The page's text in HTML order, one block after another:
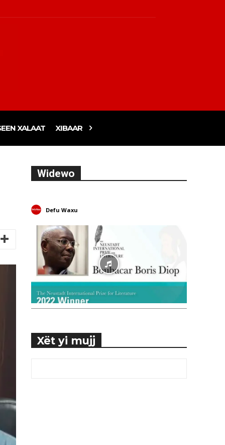
XALAAT XIBAAR
Widewo
Defu Waxu
Xët yi mujj